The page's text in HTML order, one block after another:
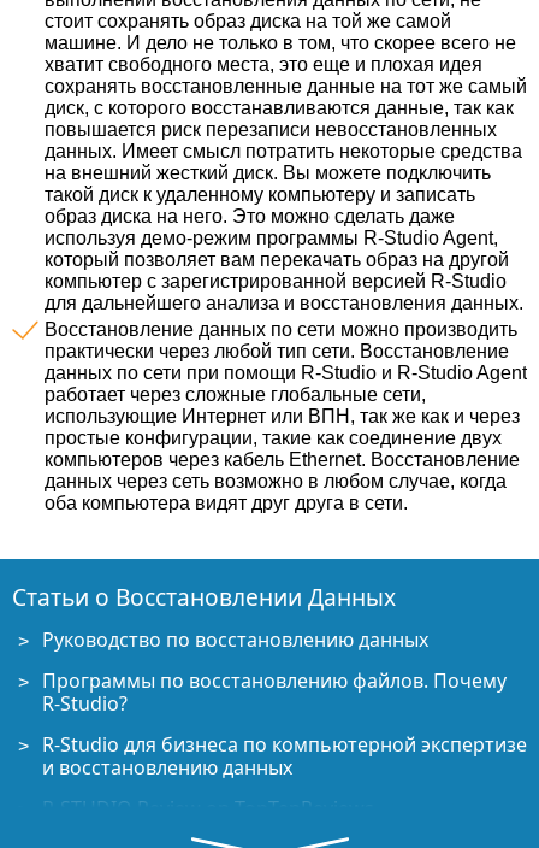
стоит сохранять образ диска на той же самой
машине. И дело не только в том, что скорее всего не
хватит свободного места, это еще и плохая идея
сохранять восстановленные данные на тот же самый
диск, с которого восстанавливаются данные, так как
повышается риск перезаписи невосстановленных
данных. Имеет смысл потратить некоторые средства
на внешний жесткий диск. Вы можете подключить
такой диск к удаленному компьютеру и записать
образ диска на него. Это можно сделать даже
используя демо-режим программы R-Studio Agent,
который позволяет вам перекачать образ на другой
компьютер с зарегистрированной версией R-Studio
для дальнейшего анализа и восстановления данных.
Восстановление данных по сети можно производить
практически через любой тип сети. Восстановление
данных по сети при помощи R-Studio и R-Studio Agent
работает через сложные глобальные сети,
использующие Интернет или ВПН, так же как и через
простые конфигурации, такие как соединение двух
компьютеров через кабель Ethernet. Восстановление
данных через сеть возможно в любом случае, когда
оба компьютера видят друг друга в сети.
Статьи о Восстановлении Данных
Руководство по восстановлению данных
Программы по восстановлению файлов. Почему
R-Studio?
R-Studio для бизнеса по компьютерной экспертизе
и восстановлению данных
R-STUDIO Review on TopTenReviews